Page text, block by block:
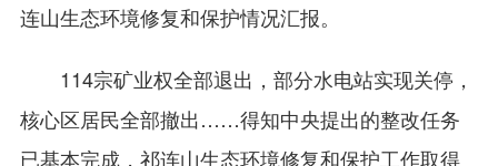
连山生态环境修复和保护情况汇报。
114宗矿业权全部退出，部分水电站实现关停，
核心区居民全部撤出……得知中央提出的整改任务
已基本完成，祁连山生态环境修复和保护工作取得